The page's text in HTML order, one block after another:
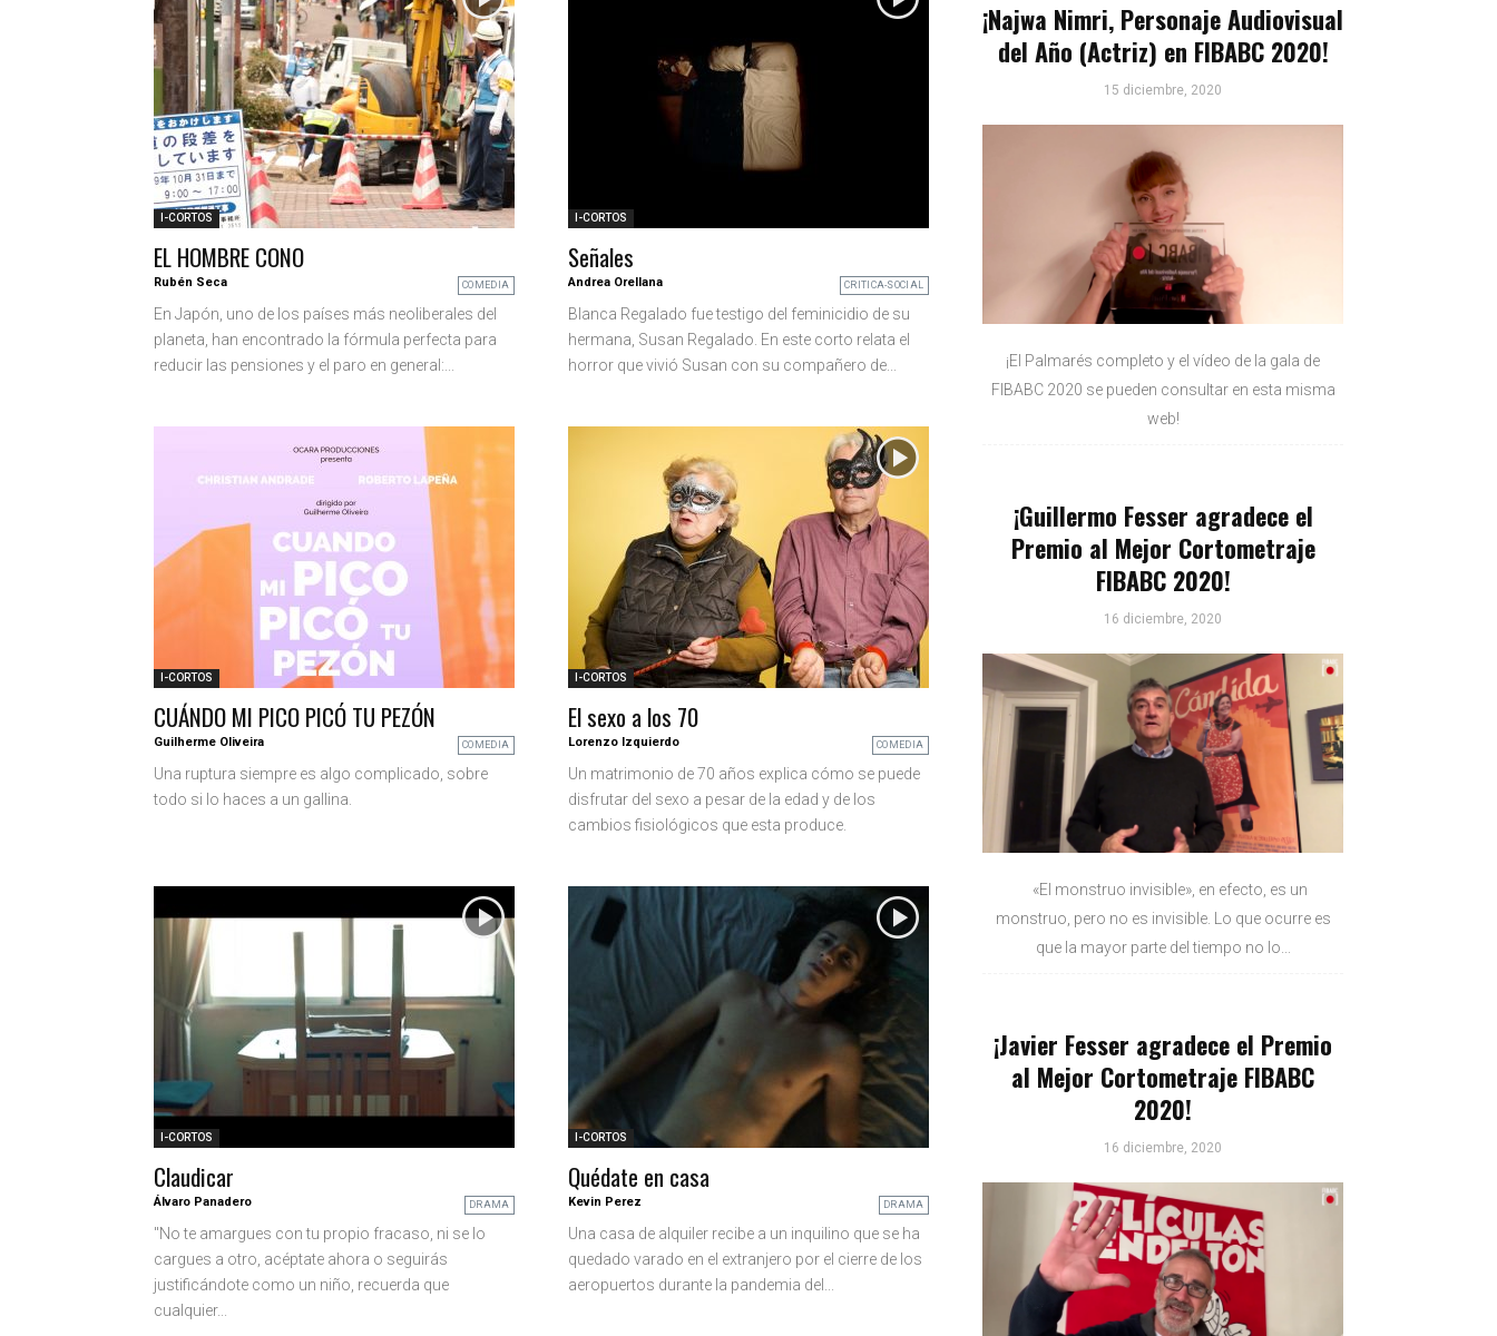
I-CORTOS
EL HOMBRE CONO
Rubén Seca COMEDIA
En Japón, uno de los países más neoliberales del
planeta, han encontrado la fórmula perfecta para
reducir las pensiones y el paro en general:...
I-CORTOS
Señales
Andrea Orellana CRITICA-SOCIAL
Blanca Regalado fue testigo del feminicidio de su
hermana, Susan Regalado. En este corto relata el
horror que vivió Susan con su compañero de...
I-CORTOS
CUÁNDO MI PICO PICÓ TU PEZÓN
Guilherme Oliveira COMEDIA
Una ruptura siempre es algo complicado, sobre
todo si lo haces a un gallina.
I-CORTOS
El sexo a los 70
Lorenzo Izquierdo COMEDIA
Un matrimonio de 70 años explica cómo se puede
disfrutar del sexo a pesar de la edad y de los
cambios fisiológicos que esta produce.
I-CORTOS
Claudicar
Álvaro Panadero DRAMA
"No te amargues con tu propio fracaso, ni se lo
cargues a otro, acéptate ahora o seguirás
justificándote como un niño, recuerda que
cualquier...
I-CORTOS
Quédate en casa
Kevin Perez DRAMA
Una casa de alquiler recibe a un inquilino que se ha
quedado varado en el extranjero por el cierre de los
aeropuertos durante la pandemia del...
¡Najwa Nimri, Personaje Audiovisual
del Año (Actriz) en FIBABC 2020!
15 diciembre, 2020
¡El Palmarés completo y el vídeo de la gala de
FIBABC 2020 se pueden consultar en esta misma
web!
¡Guillermo Fesser agradece el
Premio al Mejor Cortometraje
FIBABC 2020!
16 diciembre, 2020
«El monstruo invisible», en efecto, es un
monstruo, pero no es invisible. Lo que ocurre es
que la mayor parte del tiempo no lo...
¡Javier Fesser agradece el Premio
al Mejor Cortometraje FIBABC
2020!
16 diciembre, 2020